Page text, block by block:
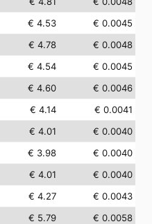
€ 4.53
€ 0.0045
€ 4.78
€ 0.0048
€ 4.54
€ 0.0045
€ 4.60
€ 0.0046
€ 4.14
€ 0.0041
€ 4.01
€ 0.0040
€ 3.98
€ 0.0040
€ 4.01
€ 0.0040
€ 4.27
€ 0.0043
€ 5.79
€ 0.0058